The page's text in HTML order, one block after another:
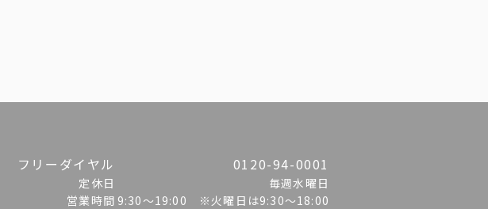
フリーダイヤル 0120-94-0001
定休日
毎週水曜日
営業時間 9:30〜19:00 ※火曜日は9:30～18:00